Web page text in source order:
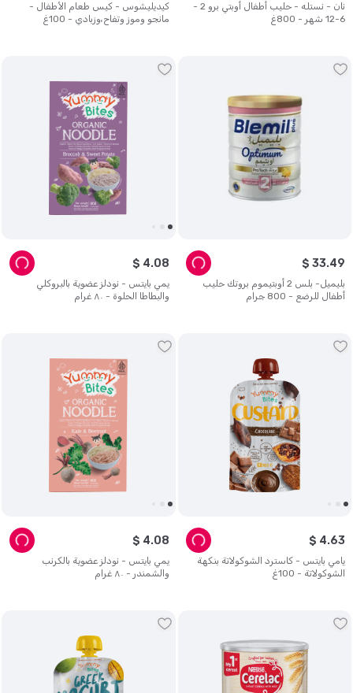
نان - نستله - حليب أطفال أوبتي برو 2 -
6-12 شهر - 800غ
كيديليشوس - كيس طعام الأطفال -
مانجو وموز وتفاح،وزبادي - 100غ
بليميل- بلس 2 أوبتيموم بروتك حليب
أطفال للرضع - 800 جرام
$ 33.49
يمي بايتس - نودلز عضوية بالبروكلي
والبطاطا الحلوة - ٨٠ غرام
$ 4.08
يامي بايتس - كاسترد الشوكولاتة بنكهة
الشوكولاتة - 100غ
$ 4.63
يمي بايتس - نودلز عضوية بالكرنب
والشمندر - ٨٠ غرام
$ 4.08